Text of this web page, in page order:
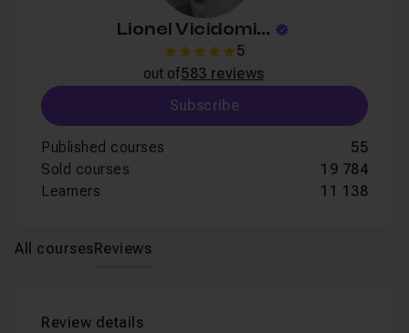
Lionel Vicidomini
5
5
out of583 reviews
Subscribe
Published courses
55
Sold courses
19 784
Learners
11 138
All coursesReviews
Review details